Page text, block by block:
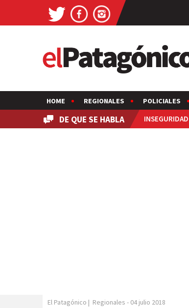
HOME REGIONALES POLICIALES
DE QUE SE HABLA INSEGURIDAD
El Patagónico | Regionales - 04 julio 2018